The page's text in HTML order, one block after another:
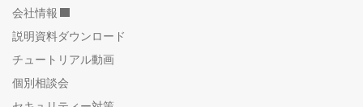
会社情報
説明資料ダウンロード
チュートリアル動画
個別相談会